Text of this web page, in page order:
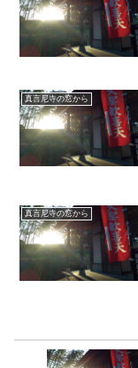
真言尼寺の窓から
真言尼寺の窓から